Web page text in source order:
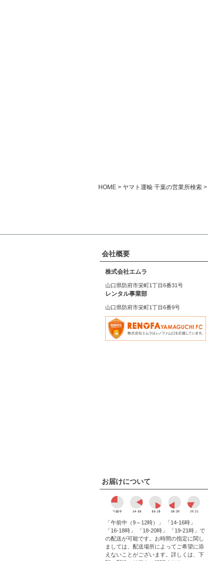
HOME ヤマト運輸 千葉の営業所検索
会社概要
株式会社エムラ
山口県防府市栄町1丁目6番31号
レンタル事業部
山口県防府市栄町1丁目6番9号
お届けについて
「午前中（9～12時）」 「14-16時」
「16-18時」 「18-20時」 「19-21時」で
の配送が可能です。お時間の指定に関し
ましては、配送場所によってご希望に添
えないことがございます。詳しくは、下